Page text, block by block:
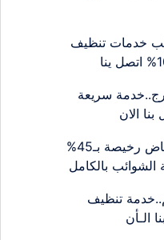
خدمات تنظيف
سريعة
شركة تنظيف خزانات بالرياض رخيصة بـ45%
بالكامل
تنظيف